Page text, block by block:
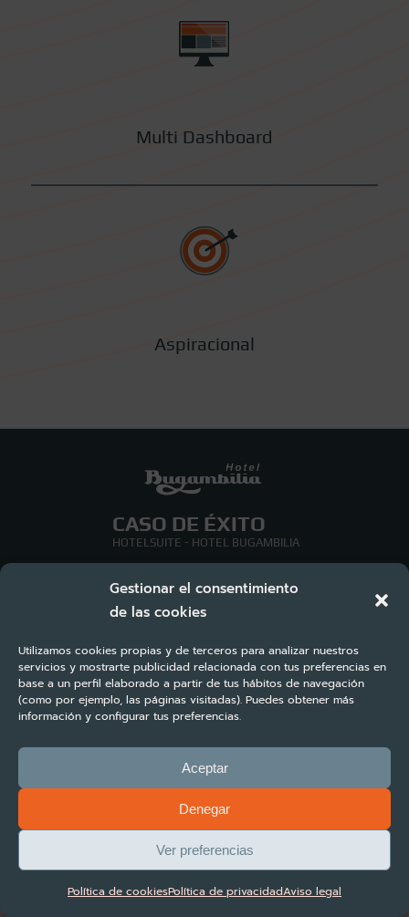
Gestionar el consentimiento
de las cookies
Utilizamos cookies propias y de terceros para analizar nuestros
servicios y mostrarte publicidad relacionada con tus preferencias en
base a un perfil elaborado a partir de tus hábitos de navegación
(como por ejemplo, las páginas visitadas). Puedes obtener más
información y configurar tus preferencias.
Aceptar
Denegar
Ver preferencias
Política de cookiesPolítica de privacidadAviso legal
Multi Dashboard
Aspiracional
CASO DE ÉXITO
HOTELSUITE - HOTEL BUGAMBILIA
+22%
+37%
INCREMENTO DE ROOM NIGHTS
+67%
INCREMENTO DE REVENUE